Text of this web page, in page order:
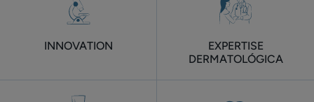
INNOVATION
EXPERTISE
DERMATOLÓGICA